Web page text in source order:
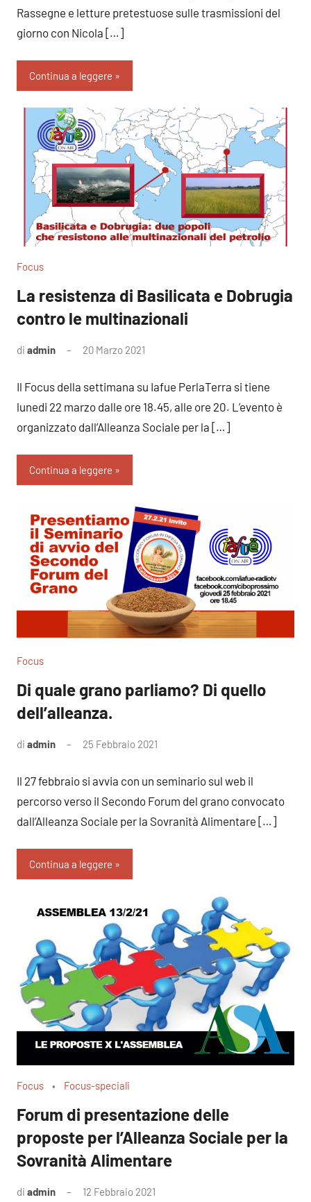
Rassegne e letture pretestuose sulle trasmissioni del
giorno con Nicola […]
Continua a leggere
Focus
La resistenza di Basilicata e Dobrugia
contro le multinazionali
di admin 20 Marzo 2021
Il Focus della settimana su Iafue PerlaTerra si tiene
lunedi 22 marzo dalle ore 18.45, alle ore 20. L’evento è
organizzato dall’Alleanza Sociale per la […]
Continua a leggere
Focus
Di quale grano parliamo? Di quello
dell’alleanza.
di admin 25 Febbraio 2021
Il 27 febbraio si avvia con un seminario sul web il
percorso verso il Secondo Forum del grano convocato
dall’Alleanza Sociale per la Sovranità Alimentare […]
Continua a leggere
Focus Focus-speciali
Forum di presentazione delle
proposte per l’Alleanza Sociale per la
Sovranità Alimentare
di admin 12 Febbraio 2021